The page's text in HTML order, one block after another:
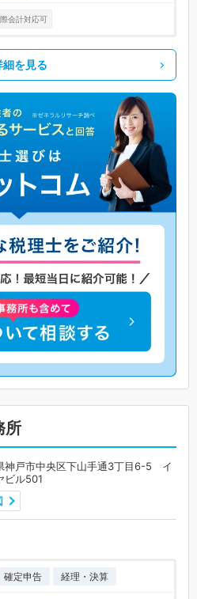
会計対応可
細を見る
所
神戸市中央区下山手通3丁目6-5 イ
ビル501
確定申告 経理・決算